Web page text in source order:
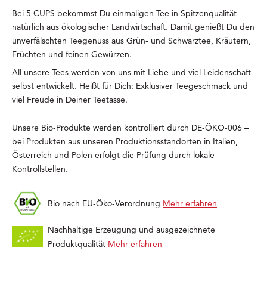
Bei 5 CUPS bekommst Du einmaligen Tee in Spitzenqualität-
natürlich aus ökologischer Landwirtschaft. Damit genießt Du den
unverfälschten Teegenuss aus Grün- und Schwarztee, Kräutern,
Früchten und feinen Gewürzen.
All unsere Tees werden von uns mit Liebe und viel Leidenschaft
selbst entwickelt. Heißt für Dich: Exklusiver Teegeschmack und
viel Freude in Deiner Teetasse.
Unsere Bio-Produkte werden kontrolliert durch DE-ÖKO-006 –
bei Produkten aus unseren Produktionsstandorten in Italien,
Österreich und Polen erfolgt die Prüfung durch lokale
Kontrollstellen.
Bio nach EU-Öko-Verordnung Mehr erfahren
Nachhaltige Erzeugung und ausgezeichnete
Produktqualität Mehr erfahren